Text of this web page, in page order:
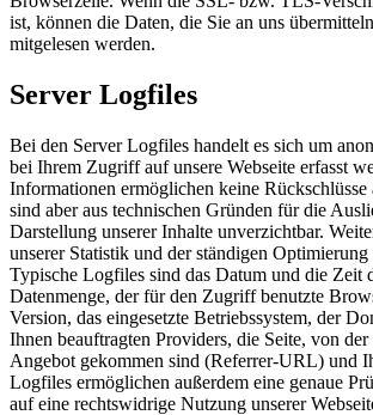
ist, können die Daten, die Sie an uns
mitgelesen werden.
Server Logfiles
Bei den Server Logfiles handelt es sich um
bei Ihrem Zugriff auf unsere Webseite erfasst
Informationen ermöglichen keine Rückschlüsse
sind aber aus technischen Gründen für die
Darstellung unserer Inhalte unverzichtbar.
unserer Statistik und der ständigen Optimierung
Typische Logfiles sind das Datum und die Zeit
Datenmenge, der für den Zugriff benutzte
Version, das eingesetzte Betriebssystem, der
Ihnen beauftragten Providers, die Seite, von der
Angebot gekommen sind (Referrer-URL) und
Logfiles ermöglichen außerdem eine genaue
auf eine rechtswidrige Nutzung unserer